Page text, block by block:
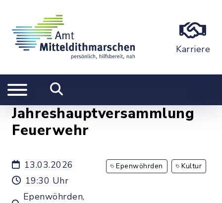
Karriere
Jahreshauptversammlung
Feuerwehr
13.03.2026
19:30 Uhr
Epenwöhrden,
Epenwöhrden Kultur